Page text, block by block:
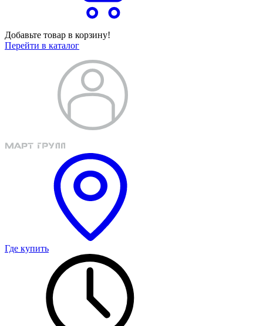
Добавьте товар в корзину!
Перейти в каталог
Где купить